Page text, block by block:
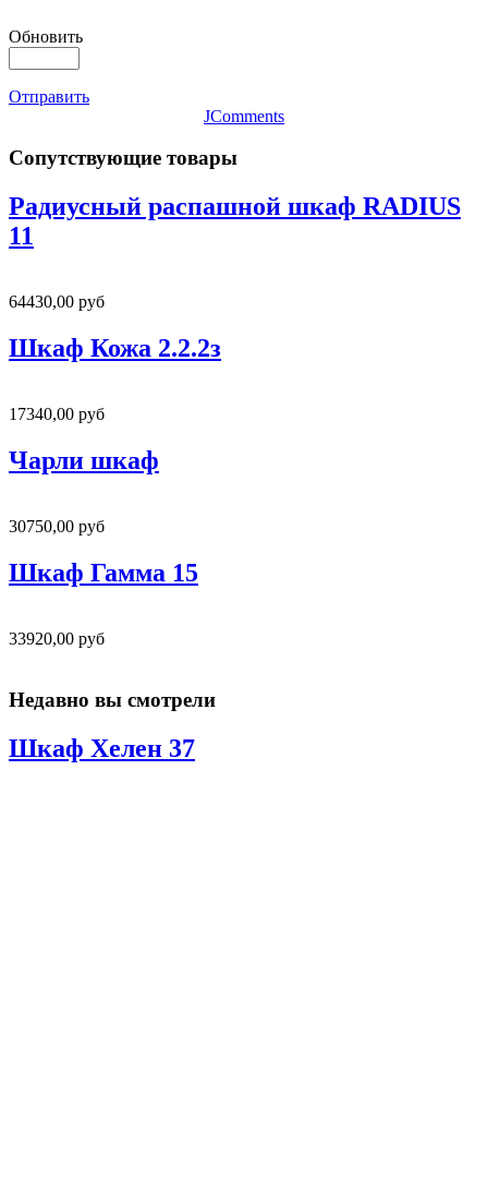
Обновить
Отправить
JComments
Сопутствующие товары
Радиусный распашной шкаф RADIUS
11
64430,00 руб
Шкаф Кожа 2.2.2з
17340,00 руб
Чарли шкаф
30750,00 руб
Шкаф Гамма 15
33920,00 руб
Недавно вы смотрели
Шкаф Хелен 37